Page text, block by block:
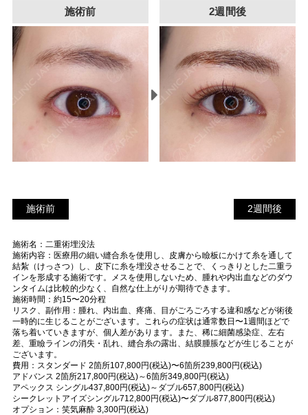
施術前 2週間後
後
施術前 2週間後
施術名：二重術埋没法
施術内容：医療用の細い縫合糸を使用し、皮膚から瞼板にかけて糸を通して
結紮（けっさつ）し、皮下に糸を埋没させることで、くっきりとした二重ラ
インを形成する施術です。メスを使用しないため、腫れや内出血などのダウ
ンタイムは比較的少なく、自然な仕上がりが期待できます。
施術時間：約15〜20分程
リスク、副作用：腫れ、内出血、疼痛、目がごろごろする違和感などが術後
一時的に生じることがございます。これらの症状は通常数日〜1週間ほどで
落ち着いていきますが、個人差があります。また、稀に細菌感染症、左右
差、重瞼ラインの消失・乱れ、縫合糸の露出、結膜腫脹などが生じることが
ございます。
費用：スタンダード 2箇所107,800円(税込)〜6箇所239,800円(税込)
アドバンス 2箇所217,800円(税込)～6箇所349,800円(税込)
アペックス シングル437,800円(税込)～ダブル657,800円(税込)
シークレットアイズシングル712,800円(税込)〜ダブル877,800円(税込)
オプション：笑気麻酔 3,300円(税込)